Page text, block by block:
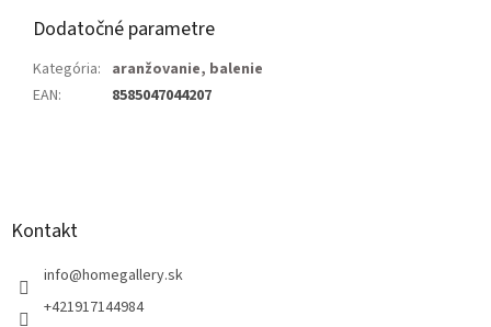
Dodatočné parametre
Kategória: aranžovanie, balenie
EAN: 8585047044207
Kontakt
info@homegallery.sk
+421917144984